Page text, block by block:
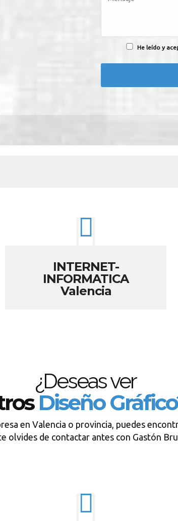
He leído y
INTERNET-
INFORMATICA
Valencia
¿Deseas ver
Diseño
en Valencia o provincia, puedes
olvides de contactar antes con Gastón